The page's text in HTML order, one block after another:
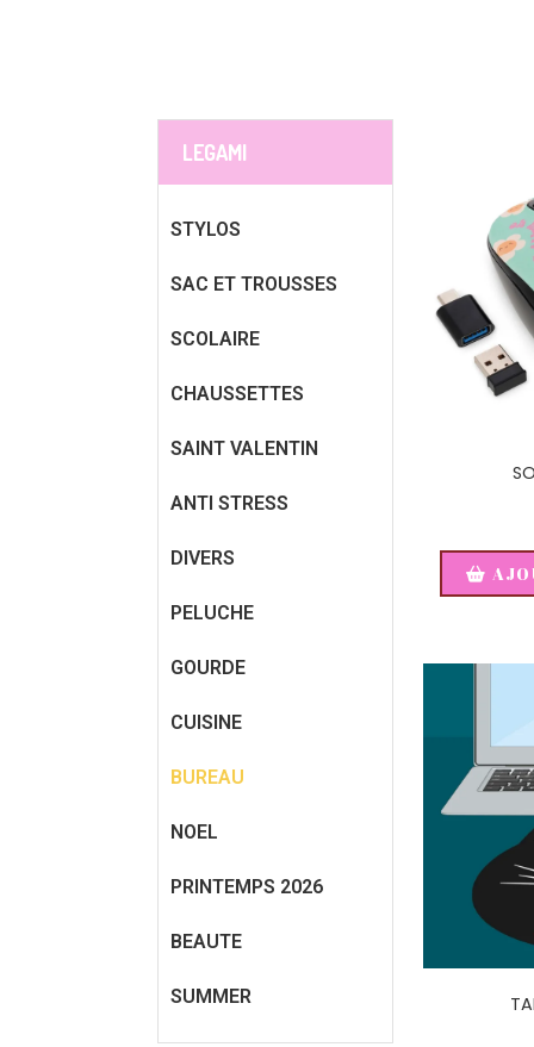
LEGAMI
STYLOS
SAC ET TROUSSES
SCOLAIRE
CHAUSSETTES
SAINT VALENTIN
ANTI STRESS
DIVERS
PELUCHE
GOURDE
CUISINE
BUREAU
NOEL
PRINTEMPS 2026
BEAUTE
SUMMER